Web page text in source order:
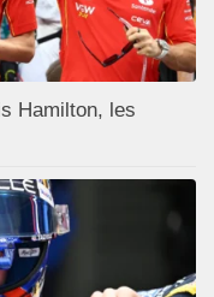
Hamilton, les